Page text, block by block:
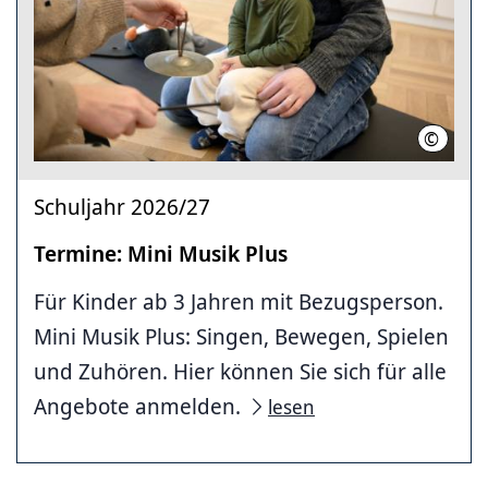
©
Schuljahr 2026/27
Termine: Mini Musik Plus
Für Kinder ab 3 Jahren mit Bezugsperson.
Mini Musik Plus: Singen, Bewegen, Spielen
und Zuhören. Hier können Sie sich für alle
Angebote anmelden.
lesen